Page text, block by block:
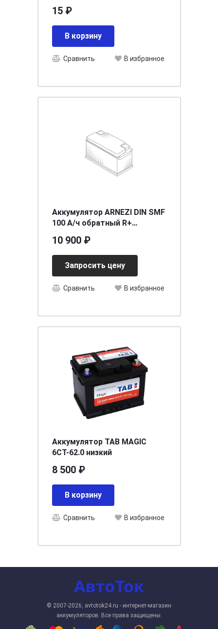
обшивки салона) (50шт) *
3302-5602156 *
15 ₽
В корзину
Сравнить В избранное
Аккумулятор ARNEZI DIN SMF
100 А/ч обратный R+
10 900 ₽
Запросить цену
Сравнить В избранное
Аккумулятор TAB MAGIC
6СТ-62.0 низкий
8 500 ₽
В корзину
Сравнить В избранное
© 2007-2026, avtotok24.ru - интернет-магазин
аккумуляторов. Все права защищены.